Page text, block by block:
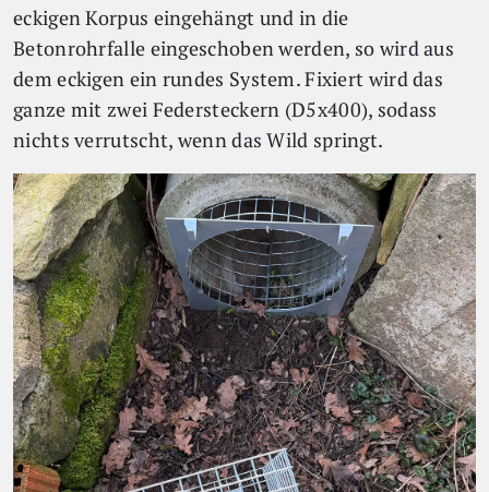
eckigen Korpus eingehängt und in die
Betonrohrfalle eingeschoben werden, so wird aus
dem eckigen ein rundes System. Fixiert wird das
ganze mit zwei Federsteckern (D5x400), sodass
nichts verrutscht, wenn das Wild springt.